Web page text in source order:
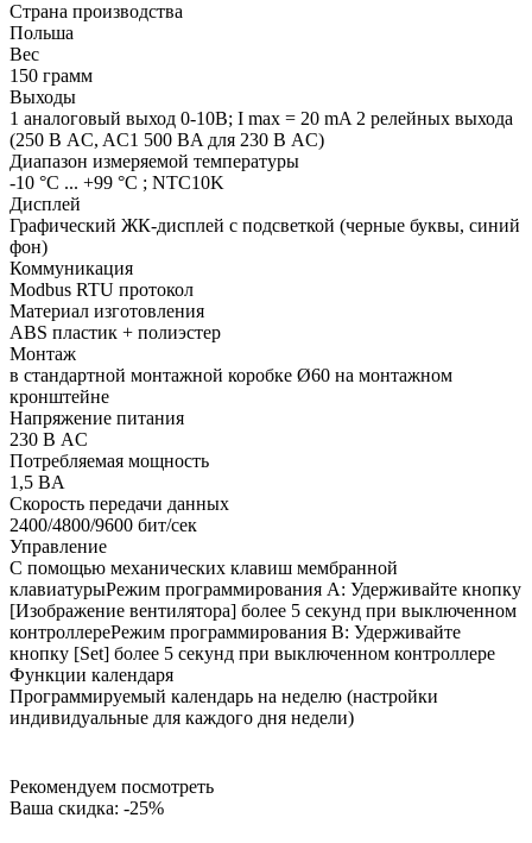
Страна производства
Польша
Вес
150 грамм
Выходы
1 аналоговый выход 0-10В; I max = 20 mA 2 релейных выхода
(250 В AC, AC1 500 ВA для 230 В AC)
Диапазон измеряемой температуры
-10 °C ... +99 °C ; NTC10K
Дисплей
Графический ЖК-дисплей с подсветкой (черные буквы, синий
фон)
Коммуникация
Modbus RTU протокол
Материал изготовления
ABS пластик + полиэстер
Монтаж
в стандартной монтажной коробке Ø60 на монтажном
кронштейне
Напряжение питания
230 В AC
Потребляемая мощность
1,5 ВA
Скорость передачи данных
2400/4800/9600 бит/сек
Управление
С помощью механических клавиш мембранной
клавиатурыРежим программирования A: Удерживайте кнопку
[Изображение вентилятора] более 5 секунд при выключенном
контроллереРежим программирования B: Удерживайте
кнопку [Set] более 5 секунд при выключенном контроллере
Функции календаря
Программируемый календарь на неделю (настройки
индивидуальные для каждого дня недели)
Рекомендуем посмотреть
Ваша скидка: -25%